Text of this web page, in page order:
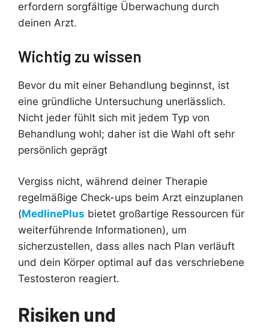
erfordern sorgfältige Überwachung durch
deinen Arzt.
Wichtig zu wissen
Bevor du mit einer Behandlung beginnst, ist
eine gründliche Untersuchung unerlässlich.
Nicht jeder fühlt sich mit jedem Typ von
Behandlung wohl; daher ist die Wahl oft sehr
persönlich geprägt
Vergiss nicht, während deiner Therapie
regelmäßige Check-ups beim Arzt einzuplanen
(MedlinePlus bietet großartige Ressourcen für
weiterführende Informationen), um
sicherzustellen, dass alles nach Plan verläuft
und dein Körper optimal auf das verschriebene
Testosteron reagiert.
Risiken und